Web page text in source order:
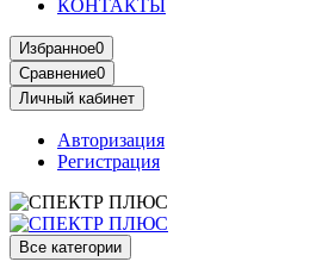
КОНТАКТЫ
Избранное0
Сравнение0
Личный кабинет
Авторизация
Регистрация
Все категории